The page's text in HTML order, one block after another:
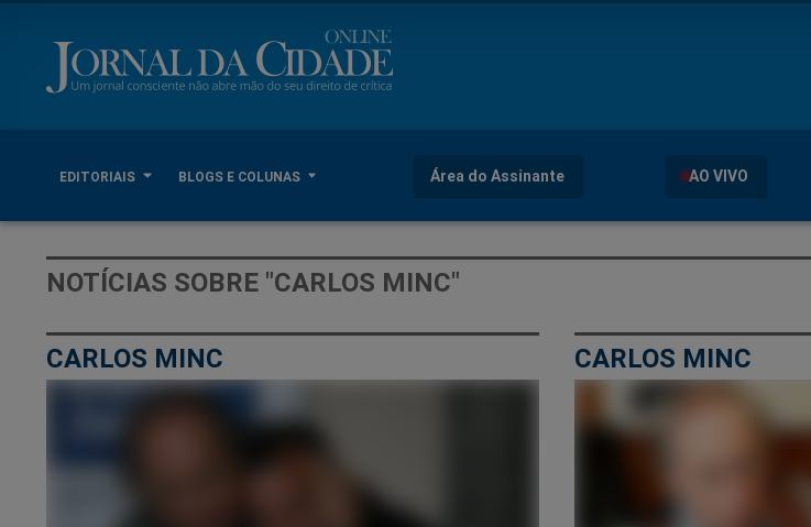
EDITORIAIS BLOGS E COLUNAS Área do Assinante AO VIVO
NOTÍCIAS SOBRE "CARLOS MINC"
CARLOS MINC CARLOS MINC